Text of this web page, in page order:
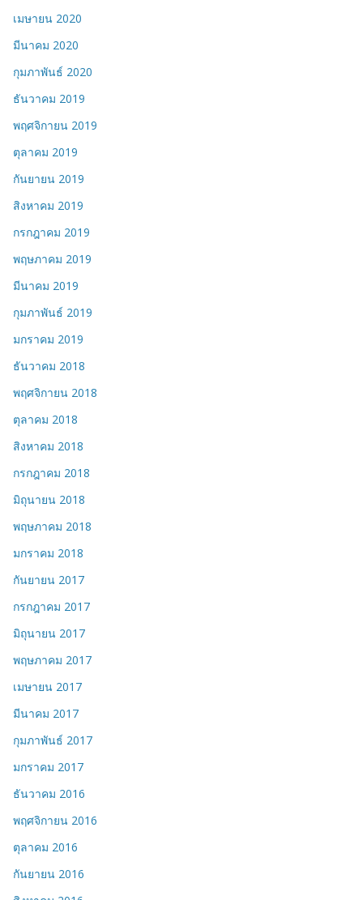
เมษายน 2020
มีนาคม 2020
กุมภาพันธ์ 2020
ธันวาคม 2019
พฤศจิกายน 2019
ตุลาคม 2019
กันยายน 2019
สิงหาคม 2019
กรกฎาคม 2019
พฤษภาคม 2019
มีนาคม 2019
กุมภาพันธ์ 2019
มกราคม 2019
ธันวาคม 2018
พฤศจิกายน 2018
ตุลาคม 2018
สิงหาคม 2018
กรกฎาคม 2018
มิถุนายน 2018
พฤษภาคม 2018
มกราคม 2018
กันยายน 2017
กรกฎาคม 2017
มิถุนายน 2017
พฤษภาคม 2017
เมษายน 2017
มีนาคม 2017
กุมภาพันธ์ 2017
มกราคม 2017
ธันวาคม 2016
พฤศจิกายน 2016
ตุลาคม 2016
กันยายน 2016